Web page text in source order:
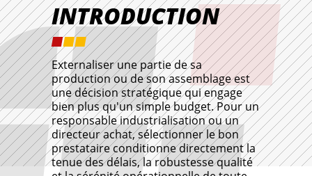
INTRODUCTION
Externaliser une partie de sa
production ou de son assemblage est
une décision stratégique qui engage
bien plus qu'un simple budget. Pour un
responsable industrialisation ou un
directeur achat, sélectionner le bon
prestataire conditionne directement la
tenue des délais, la robustesse qualité